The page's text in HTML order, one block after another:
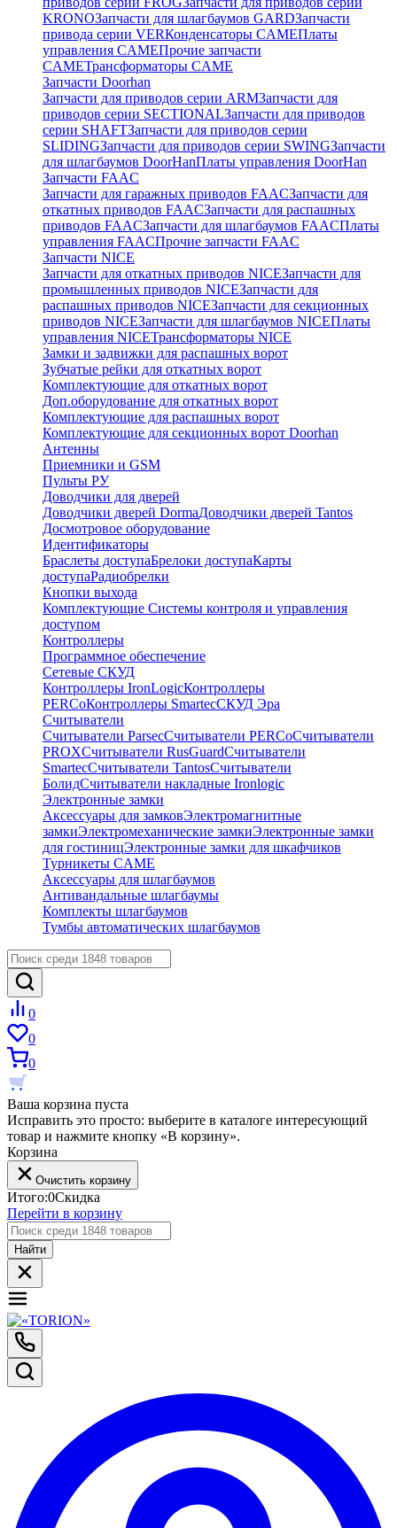
KRONOЗапчасти для шлагбаумов GARDЗапчасти
привода серии VERКонденсаторы CAMEПлаты
управления CAMEПрочие запчасти
CAMEТрансформаторы CAME
Запчасти Doorhan
Запчасти для приводов серии ARMЗапчасти для
приводов серии SECTIONALЗапчасти для приводов
серии SHAFTЗапчасти для приводов серии
SLIDINGЗапчасти для приводов серии SWINGЗапчасти
для шлагбаумов DoorHanПлаты управления DoorHan
Запчасти FAAC
Запчасти для гаражных приводов FAACЗапчасти для
откатных приводов FAACЗапчасти для распашных
приводов FAACЗапчасти для шлагбаумов FAACПлаты
управления FAACПрочие запчасти FAAC
Запчасти NICE
Запчасти для откатных приводов NICEЗапчасти для
промышленных приводов NICEЗапчасти для
распашных приводов NICEЗапчасти для секционных
приводов NICEЗапчасти для шлагбаумов NICEПлаты
управления NICEТрансформаторы NICE
Замки и задвижки для распашных ворот
Зубчатые рейки для откатных ворот
Комплектующие для откатных ворот
Доп.оборудование для откатных ворот
Комплектующие для распашных ворот
Комплектующие для секционных ворот Doorhan
Антенны
Приемники и GSM
Пульты РУ
Доводчики для дверей
Доводчики дверей DormaДоводчики дверей Tantos
Досмотровое оборудование
Идентификаторы
Браслеты доступаБрелоки доступаКарты
доступаРадиобрелки
Кнопки выхода
Комплектующие Системы контроля и управления
доступом
Контроллеры
Программное обеспечение
Сетевые СКУД
Контроллеры IronLogicКонтроллеры
PERCoКонтроллеры SmartecСКУД Эра
Считыватели
Считыватели ParsecСчитыватели PERCoСчитыватели
PROXСчитыватели RusGuardСчитыватели
SmartecСчитыватели TantosСчитыватели
БолидСчитыватели накладные Ironlogic
Электронные замки
Аксессуары для замковЭлектромагнитные
замкиЭлектромеханические замкиЭлектронные замки
для гостиницЭлектронные замки для шкафчиков
Турникеты CAME
Аксессуары для шлагбаумов
Антивандальные шлагбаумы
Комплекты шлагбаумов
Тумбы автоматических шлагбаумов
0
0
0
Ваша корзина пуста
Исправить это просто: выберите в каталоге интересующий
товар и нажмите кнопку «В корзину».
Корзина
Очистить корзину
Итого:0Скидка
Перейти в корзину
Найти